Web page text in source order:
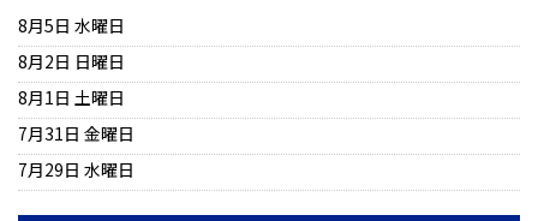
8月5日 水曜日
8月2日 日曜日
8月1日 土曜日
7月31日 金曜日
7月29日 水曜日